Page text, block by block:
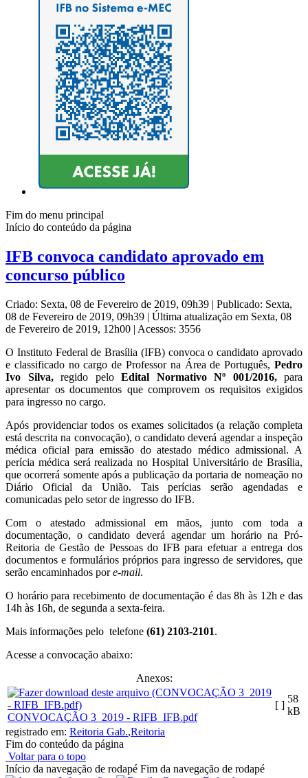
Fim do menu principal
Início do conteúdo da página
IFB convoca candidato aprovado em
concurso público
Criado: Sexta, 08 de Fevereiro de 2019, 09h39 | Publicado: Sexta,
08 de Fevereiro de 2019, 09h39 | Última atualização em Sexta, 08
de Fevereiro de 2019, 12h00 | Acessos: 3556
O Instituto Federal de Brasília (IFB) convoca o candidato aprovado
e classificado no cargo de Professor na Área de Português, Pedro
Ivo Silva, regido pelo Edital Normativo Nº 001/2016, para
apresentar os documentos que comprovem os requisitos exigidos
para ingresso no cargo.
Após providenciar todos os exames solicitados (a relação completa
está descrita na convocação), o candidato deverá agendar a inspeção
médica oficial para emissão do atestado médico admissional. A
perícia médica será realizada no Hospital Universitário de Brasília,
que ocorrerá somente após a publicação da portaria de nomeação no
Diário Oficial da União. Tais perícias serão agendadas e
comunicadas pelo setor de ingresso do IFB.
Com o atestado admissional em mãos, junto com toda a
documentação, o candidato deverá agendar um horário na Pró-
Reitoria de Gestão de Pessoas do IFB para efetuar a entrega dos
documentos e formulários próprios para ingresso de servidores, que
serão encaminhados pore-mail.
O horário para recebimento de documentação é das 8h às 12h e das
14h às 16h, de segunda a sexta-feira.
Mais informações pelo telefone (61) 2103-2101.
Acesse a convocação abaixo:
Anexos:
CONVOCAÇÃO 3_2019 - RIFB_IFB.pdf
[ ]
58
kB
registrado em: Reitoria Gab.,Reitoria
Fim do conteúdo da página
Voltar para o topo
Início da navegação de rodapé Fim da navegação de rodapé